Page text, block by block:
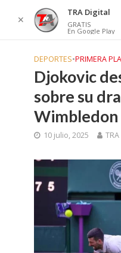
DEPORTES•PRIMERA
Djokovic
sobre su
Wimbledon
10 julio, 2025
✕
TRA Digital
GRATIS
En Google Play